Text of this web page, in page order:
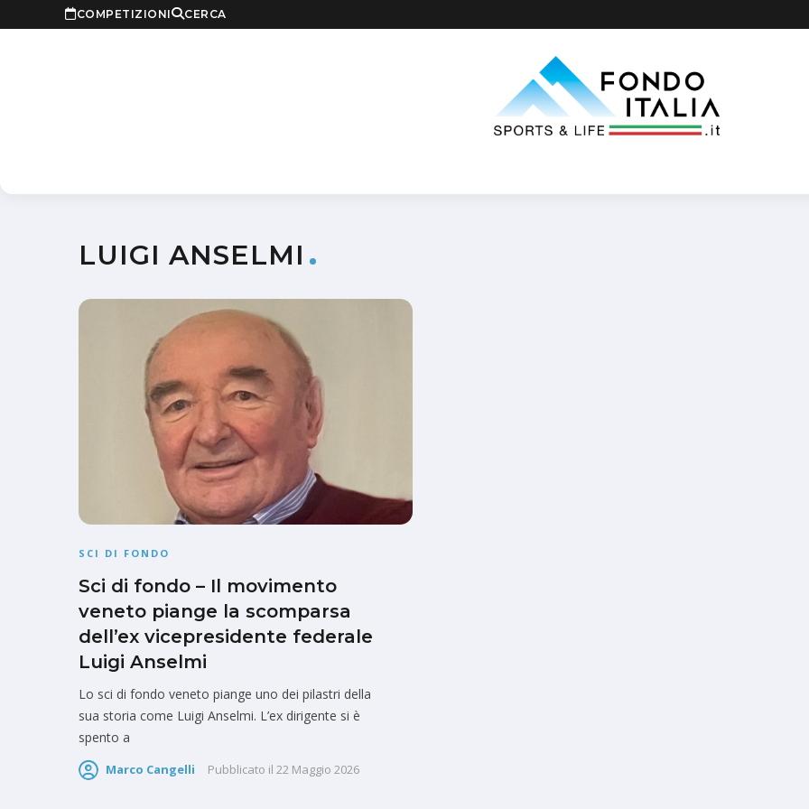
COMPETIZIONI CERCA
LUIGI ANSELMI
SCI DI FONDO
Sci di fondo – Il movimento
veneto piange la scomparsa
dell’ex vicepresidente federale
Luigi Anselmi
Lo sci di fondo veneto piange uno dei pilastri della
sua storia come Luigi Anselmi. L’ex dirigente si è
spento a
Marco Cangelli Pubblicato il 22 Maggio 2026